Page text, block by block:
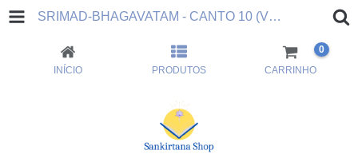
SRIMAD-BHAGAVATAM - CANTO 10 (VOLUME 5)
INÍCIO PRODUTOS CARRINHO
0